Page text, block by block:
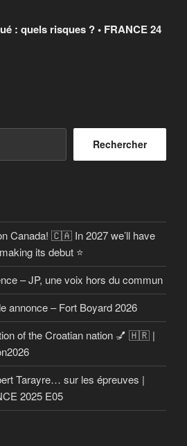
: quels risques ? • FRANCE 24
Rechercher
Canada! 🇨🇦 In 2027 we’ll have
its debut ⭐
– JP, une voix hors du commun
annonce – Fort Boyard 2026
of the Croatian nation 💅 🇭🇷 |
Tarayre… sur les épreuves |
2025 E05